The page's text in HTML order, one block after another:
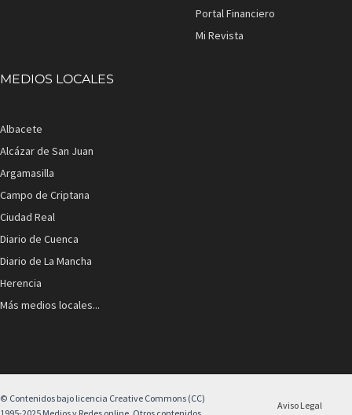
Portal Financiero
Mi Revista
MEDIOS LOCALES
Albacete
Alcázar de San Juan
Argamasilla
Campo de Criptana
Ciudad Real
Diario de Cuenca
Diario de La Mancha
Herencia
Más medios locales...
© Contenidos bajo licencia Creative Commons (CC)
Aviso Legal